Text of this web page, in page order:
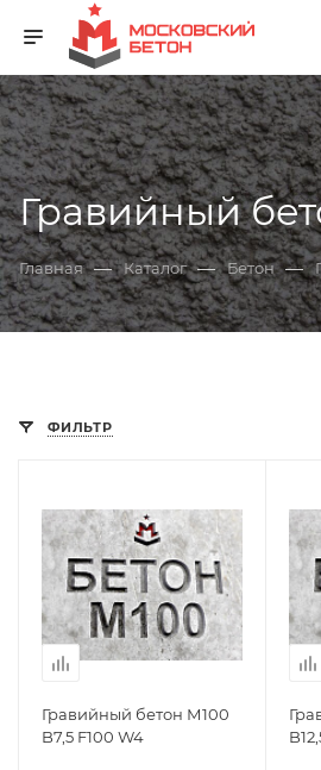
Гравийный
Главная — Каталог — Бетон —
ФИЛЬТР
Гравийный бетон М100
B7,5 F100 W4